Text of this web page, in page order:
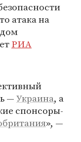
атака на
РИА
—Украина, а
спонсоры-
», —